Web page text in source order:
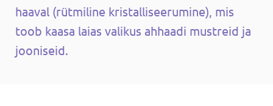
haaval (rütmiline kristalliseerumine), mis
toob kaasa laias valikus ahhaadi mustreid ja
jooniseid.